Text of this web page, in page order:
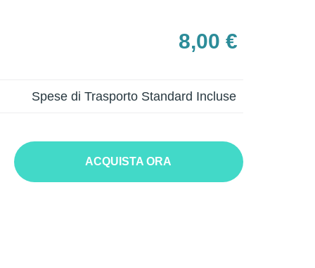
8,00 €
Spese di Trasporto Standard Incluse
ACQUISTA ORA